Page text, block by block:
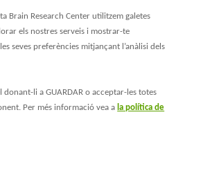
@BarcelonaBeta
Brain Research Center utilitzem galetes
els nostres serveis i mostrar-te
seves preferències mitjançant l’anàlisi dels
donant-li a GUARDAR o acceptar-les totes
Per més informació vea a la política de